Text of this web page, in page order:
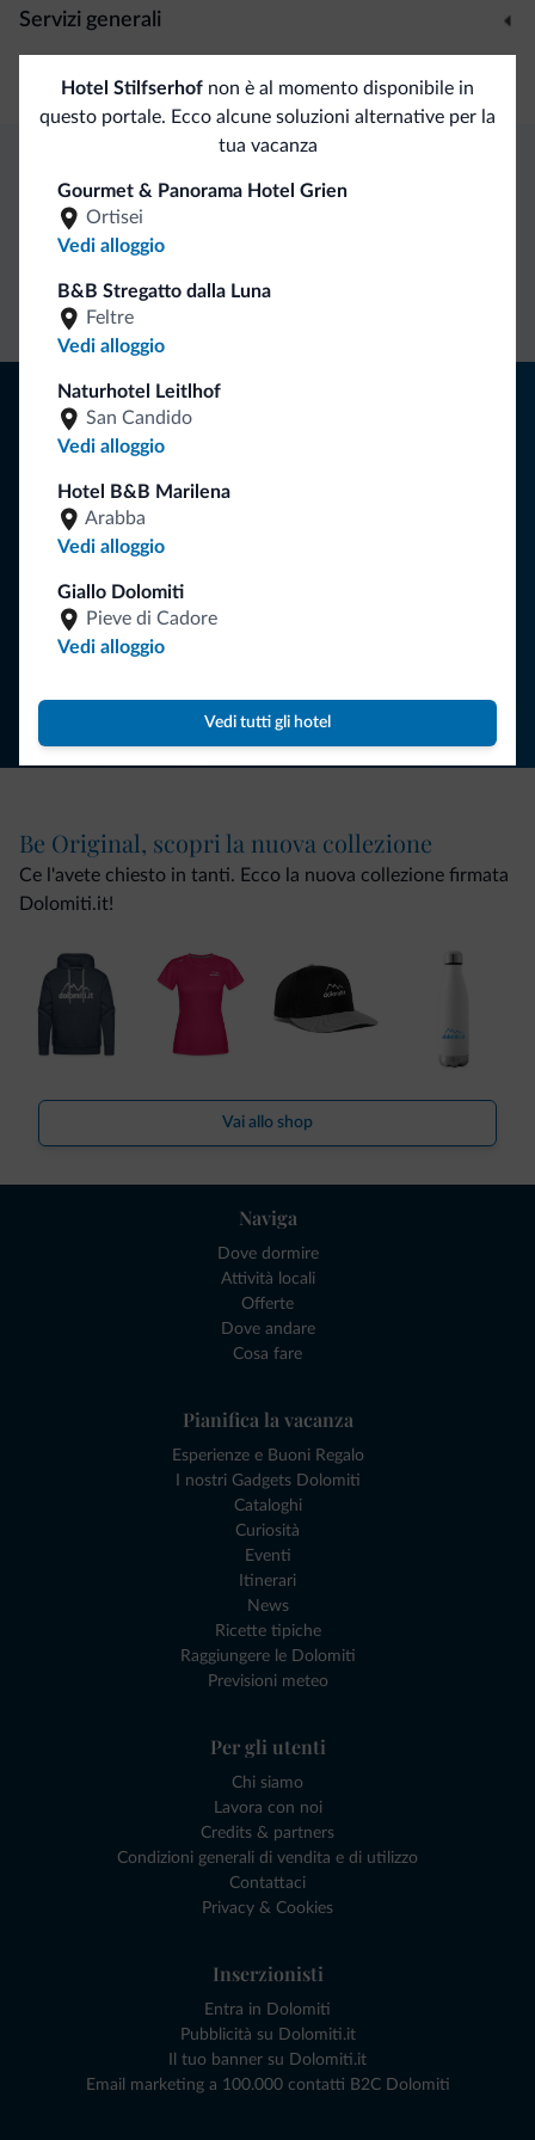
Servizi generali
Hotel Stilfserhof non è al momento disponibile in
questo portale. Ecco alcune soluzioni alternative per la
tua vacanza
Gourmet & Panorama Hotel Grien
Ortisei
Vedi alloggio
B&B Stregatto dalla Luna
Feltre
Vedi alloggio
Naturhotel Leitlhof
San Candido
Vedi alloggio
Hotel B&B Marilena
Arabba
Vedi alloggio
Giallo Dolomiti
Pieve di Cadore
Vedi alloggio
Vedi tutti gli hotel
Vantaggi esclusivi Dolomiti.it
diretto
vantaggiose
Consigli dalle Dolomiti
Riceverai informazioni, offerte esclusive e news per la tua
vacanza nelle Dolomiti.
Be Original, scopri la nuova collezione
Ce l'avete chiesto in tanti. Ecco la nuova collezione firmata
Dolomiti.it!
Vai allo shop
Naviga
Dove dormire
Attività locali
Offerte
Dove andare
Cosa fare
Pianifica la vacanza
Esperienze e Buoni Regalo
I nostri Gadgets Dolomiti
Cataloghi
Curiosità
Eventi
Itinerari
News
Ricette tipiche
Raggiungere le Dolomiti
Previsioni meteo
Per gli utenti
Chi siamo
Lavora con noi
Credits & partners
Condizioni generali di vendita e di utilizzo
Contattaci
Privacy & Cookies
Inserzionisti
Entra in Dolomiti
Pubblicità su Dolomiti.it
Il tuo banner su Dolomiti.it
Email marketing a 100.000 contatti B2C Dolomiti